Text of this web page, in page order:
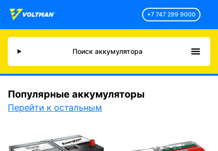
+7 747 299 9000
Поиск аккумулятора
Популярные аккумуляторы
Перейти к остальным